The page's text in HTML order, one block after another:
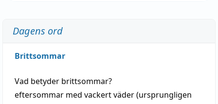
Dagens ord
Brittsommar
Vad betyder brittsommar?
eftersommar med vackertväder(ursprungligen